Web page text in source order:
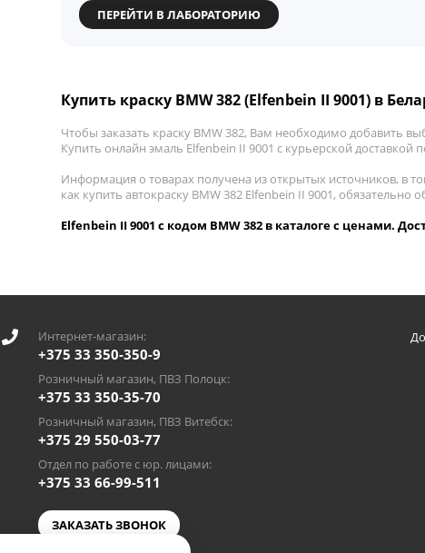
ПЕРЕЙТИ В ЛАБОРАТОРИЮ
Купить краску BMW 382 (Elfenbein II 9001) в
Чтобы заказать краску BMW 382, Вам необходимо добавить
Купить онлайн эмаль Elfenbein II 9001 с курьерской доставкой
Информация о товарах получена из открытых источников, в
как купить автокраску BMW 382 Elfenbein II 9001,
Elfenbein II 9001 с кодом BMW 382 в каталоге с ценами.
Интернет-магазин:
+375 33 350-350-9
Розничный магазин, ПВЗ Полоцк:
+375 33 350-35-70
Розничный магазин, ПВЗ Витебск:
+375 29 550-03-77
Отдел по работе с юр. лицами:
+375 33 66-99-511
ЗАКАЗАТЬ ЗВОНОК